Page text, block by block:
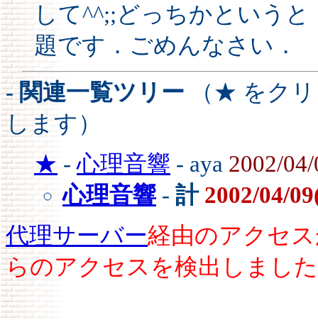
して^^;;どっちかという
題です．ごめんなさい．
- 関連一覧ツリー （★ をク
します）
★ -心理音響 - aya 2002/
心理音響 - 計 2002/04/
代理サーバー経由のアクセ
らのアクセスを検出しまし